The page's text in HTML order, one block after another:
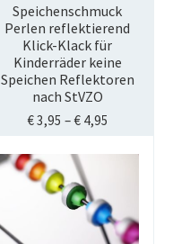
Speichenschmuck
Perlen reflektierend
Klick-Klack für
Kinderräder keine
Speichen Reflektoren
nach StVZO
€3,95 –€4,95